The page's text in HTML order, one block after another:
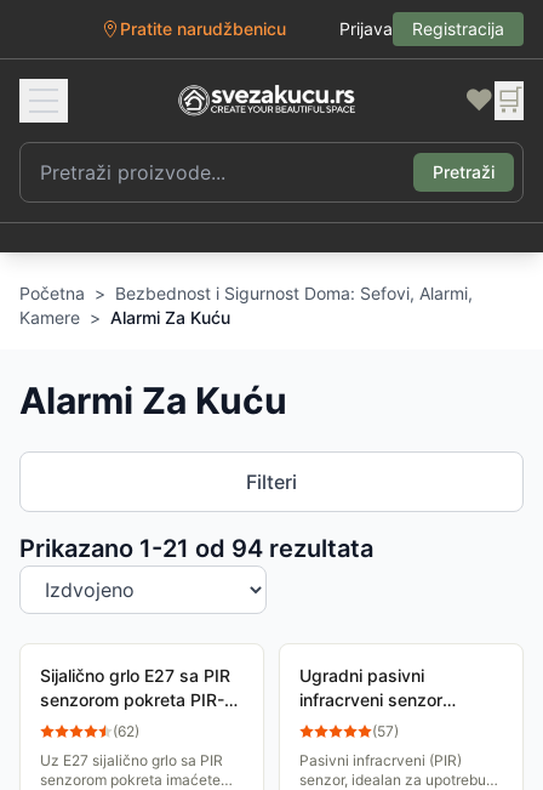
Pratite narudžbenicu Prijava Registracija
❤️ 🛒
Pretraži
Početna > Bezbednost i Sigurnost Doma: Sefovi, Alarmi,
Kamere > Alarmi Za Kuću
Alarmi Za Kuću
Filteri
Prikazano 1-21 od 94 rezultata
Sortiranje proizvoda
Sijalično grlo E27 sa PIR
senzorom pokreta PIR-
B50
(62)
Uz E27 sijalično grlo sa PIR
senzorom pokreta imaćete
Ugradni pasivni
infracrveni senzor
pokreta PIR-70C
(57)
Pasivni infracrveni (PIR)
senzor, idealan za upotrebu